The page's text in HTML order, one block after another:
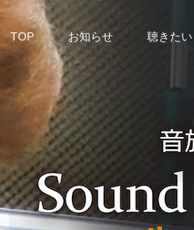
TOP お知らせ 聴きたい